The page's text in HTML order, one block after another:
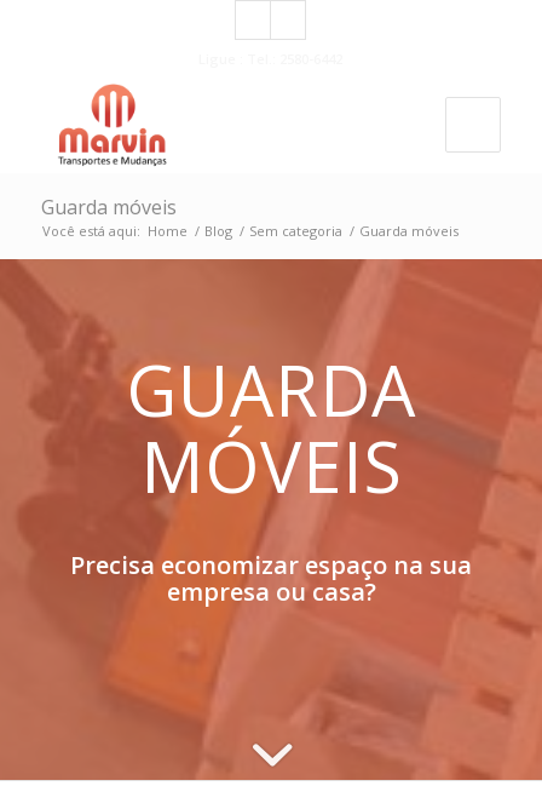
Guarda móveis
Você está aqui: Home / Blog / Sem categoria / Guarda móveis
GUARDA
MÓVEIS
Precisa economizar espaço na sua
empresa ou casa?